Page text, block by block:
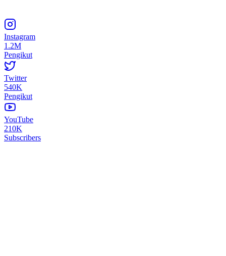
Instagram
1.2M
Pengikut
Twitter
540K
Pengikut
YouTube
210K
Subscribers